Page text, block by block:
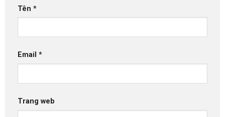
Tên *
Email *
Trang web